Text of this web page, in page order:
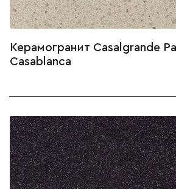
Керамогранит Casalgrande
Casablanca